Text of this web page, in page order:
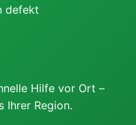
defekt
Hilfe vor Ort –
Ihrer Region.